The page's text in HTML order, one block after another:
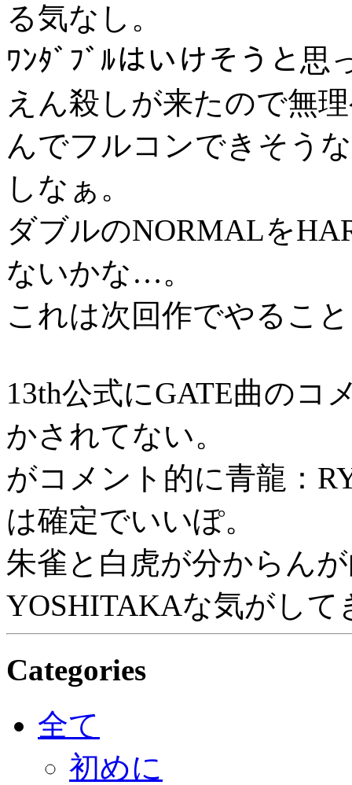
る気なし。
ﾜﾝﾀﾞﾌﾞﾙはいけそうと
えん殺しが来たので無
んでフルコンできそう
しなぁ。
ダブルのNORMALを
ないかな…。
これは次回作でやるこ
13th公式にGATE曲のコ
かされてない。
がコメント的に青龍：
は確定でいいぽ。
朱雀と白虎が分からん
YOSHITAKAな気がして
Categories
全て
初めに